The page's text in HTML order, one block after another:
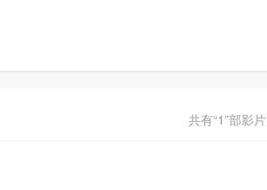
共有“1”部影片